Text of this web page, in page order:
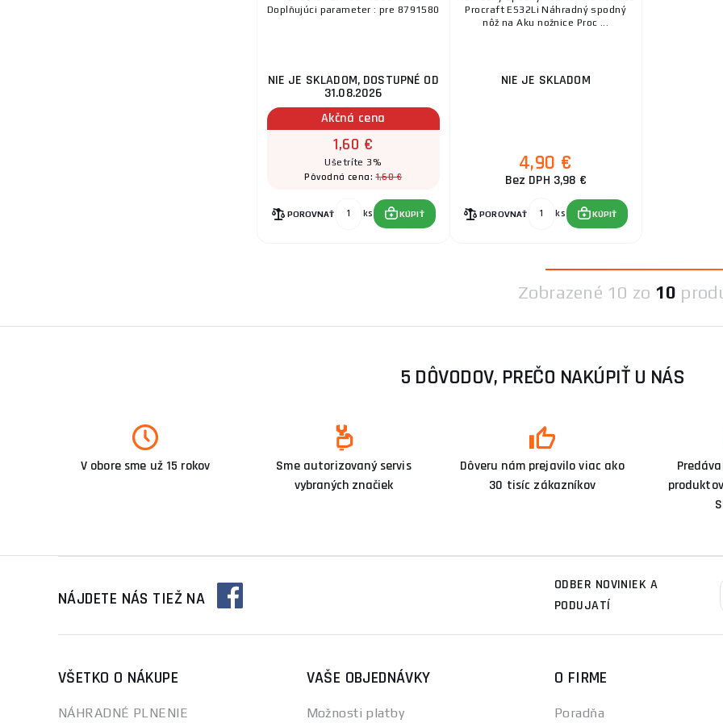
Doplňujúci parameter : pre 8791580
NIE JE SKLADOM, DOSTUPNÉ OD
31.08.2026
Akčná cena
1,60 €
Ušetríte 3%
Pôvodná cena:1,60 €
POROVNAŤ ks KÚPIŤ
Procraft ES32Li Náhradný spodný
nôž na Aku nožnice Proc ...
NIE JE SKLADOM
4,90 €
Bez DPH 3,98 €
POROVNAŤ ks KÚPIŤ
Zobrazené 10 zo 10
5 DÔVODOV, PREČO NAKÚPIŤ U NÁS
V obore sme už 15 rokov
Sme autorizovaný servis
vybraných značiek
Dôveru nám prejavilo viac ako
30 tisíc zákazníkov
NÁJDETE NÁS TIEŽ NA
ODBER NOVINIEK A
PODUJATÍ
VŠETKO O NÁKUPE
NÁHRADNÉ PLNENIE
VAŠE OBJEDNÁVKY
Možnosti platby
O FIRME
Poradňa